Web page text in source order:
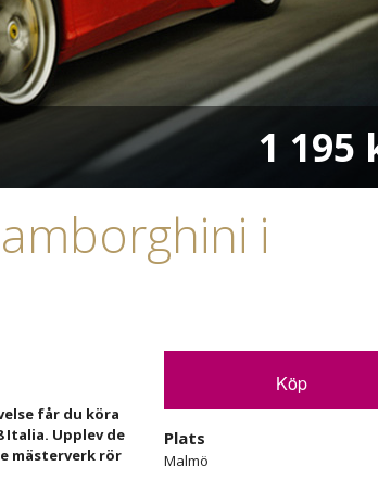
1 195
i
får du köra
Italia. Upplev de
mästerverk rör
Köp
Plats
Malmö